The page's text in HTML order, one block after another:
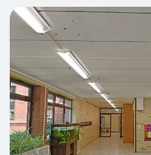
Die Beleuchtung der U-Bahn
Bielefeld wurde erneuert.